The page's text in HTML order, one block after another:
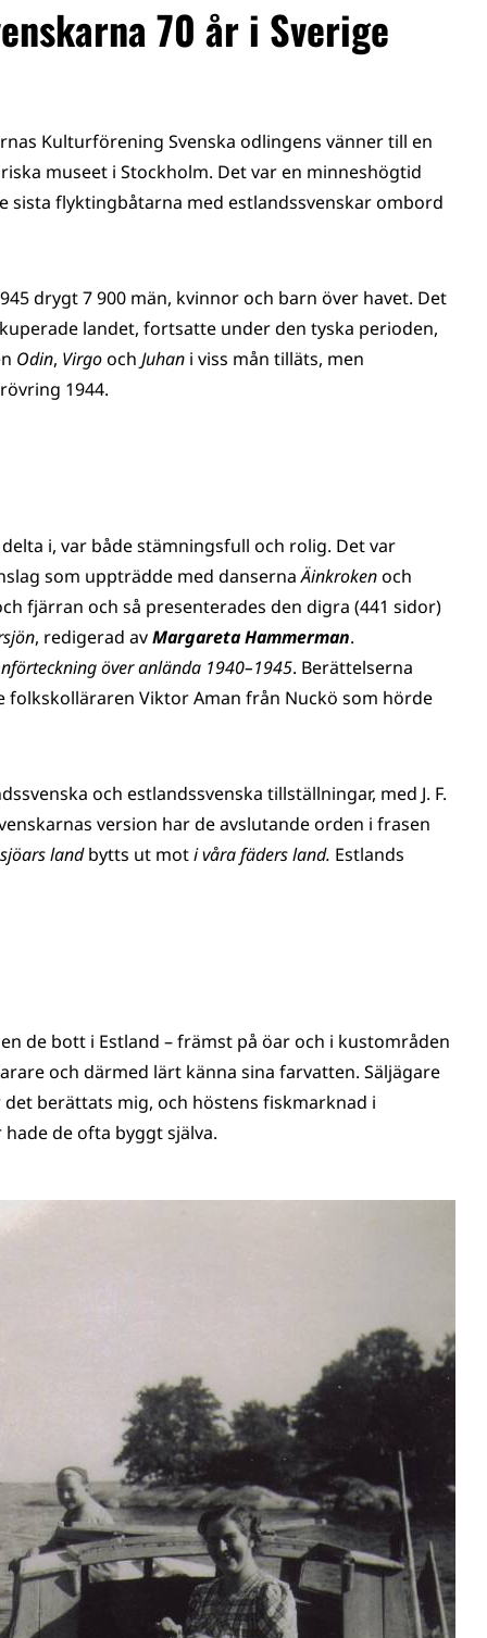
70 år i Sverige
Kulturförening Svenska odlingens vänner till en
museet i Stockholm. Det var en minneshögtid
sista flyktingbåtarna med estlandssvenskar ombord
drygt 7 900 män, kvinnor och barn över havet. Det
landet, fortsatte under den tyska perioden,
Odin, Virgooch Juhan i viss mån tilläts, men
1944.
i, var både stämningsfull och rolig. Det var
som uppträdde med dansernaÄinkrokenoch
fjärran och så presenterades den digra (441 sidor)
, redigerad avMargaretaHammerman.
över anlända 1940–1945. Berättelserna
folkskolläraren Viktor Aman från Nuckö som hörde
och estlandssvenska tillställningar, med J. F.
version har de avslutande orden i frasen
landbytts ut moti våra fäders land. Estlands
de bott i Estland – främst på öar och i kustområden
och därmed lärt känna sina farvatten. Säljägare
berättats mig, och höstens fiskmarknad i
de ofta byggt själva.